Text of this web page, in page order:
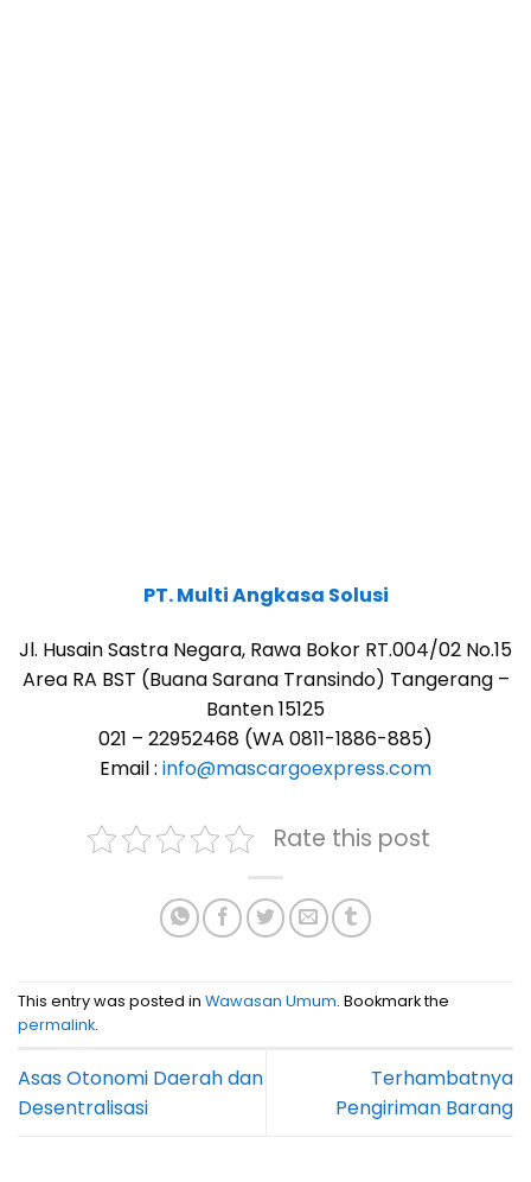
PT. Multi Angkasa Solusi
Jl. Husain Sastra Negara, Rawa Bokor RT.004/02 No.15
Area RA BST (Buana Sarana Transindo) Tangerang –
Banten 15125
021 – 22952468 (WA 0811-1886-885)
Email : info@mascargoexpress.com
Rate this post
This entry was posted in Wawasan Umum. Bookmark the
permalink.
Asas Otonomi Daerah dan
Desentralisasi
Terhambatnya
Pengiriman Barang